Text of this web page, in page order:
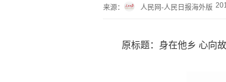
来源： 人民网-人民日报海外版
原标题：身在他乡 心向